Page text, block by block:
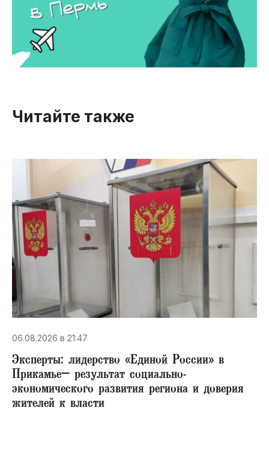
Читайте также
06.08.2026 в 21:47
Эксперты: лидерство «Единой России» в
Прикамье– результат социально-
экономического развития региона и доверия
жителей к власти